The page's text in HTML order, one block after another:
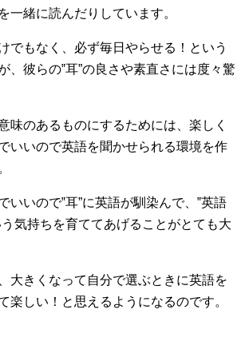
一緒に読んだりしています。
でもなく、必ず毎日やらせる！という
、彼らの‟耳”の良さや素直さには度々驚
味のあるものにするためには、楽しく
いいので英語を聞かせられる環境を作
いいので‟耳”に英語が馴染んで、‟英語
気持ちを育ててあげることがとても大
大きくなって自分で選ぶときに英語を
楽しい！と思えるようになるのです。